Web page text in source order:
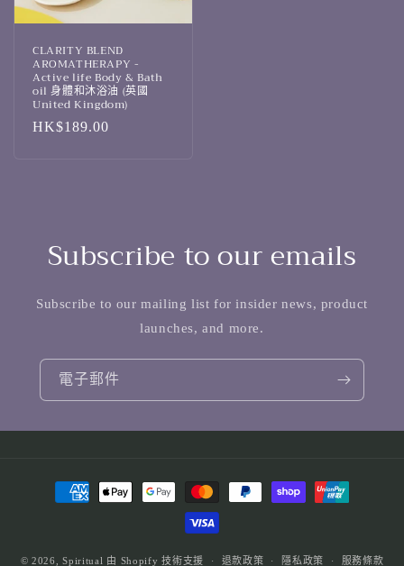
CLARITY BLEND
AROMATHERAPY -
Active life Body & Bath
oil 身體和沐浴油 (英國
United Kingdom)
定
HK$189.00
Subscribe to our emails
Subscribe to our mailing list for insider news, product
launches, and more.
電子郵件
式
© 2026,Spiritual 由 Shopify 技術支援 退款政策 隱私政策 服務條款